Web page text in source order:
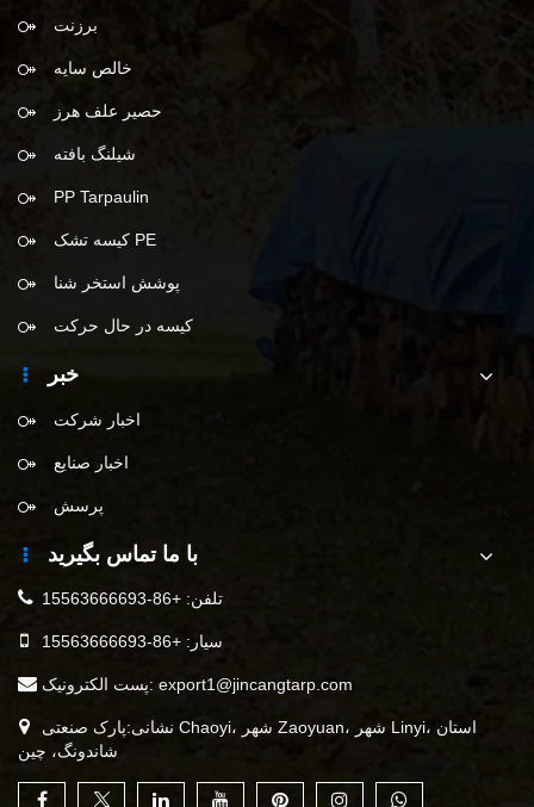
برزنت
خالص سایه
حصیر علف هرز
شیلنگ بافته
PP Tarpaulin
کیسه تشک PE
پوشش استخر شنا
کیسه در حال حرکت
خبر
اخبار شرکت
اخبار صنایع
پرسش
با ما تماس بگیرید
تلفن: +86-15563666693
سیار: +86-15563666693
پست الکترونیک: export1@jincangtarp.com
نشانی:پارک صنعتی Chaoyi، شهر Zaoyuan، شهر Linyi، استان
شاندونگ، چین